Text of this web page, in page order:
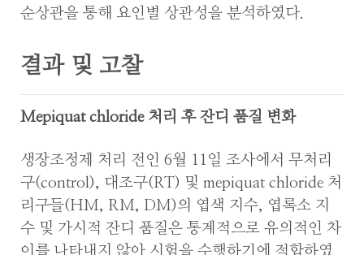
순상관을 통해 요인별 상관성을 분석하였다.
결과 및 고찰
Mepiquat chloride 처리 후 잔디 품질 변화
생장조정제 처리 전인 6월 11일 조사에서 무처리
구(control), 대조구(RT) 및 mepiquat chloride 처
리구들(HM, RM, DM)의 엽색 지수, 엽록소 지
수 및 가시적 잔디 품질은 통계적으로 유의적인 차
이를 나타내지 않아 시험을 수행하기에 적합하였